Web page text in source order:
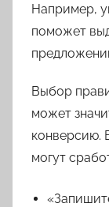
Например,
поможет
Выбор
может
конверсию.
могут